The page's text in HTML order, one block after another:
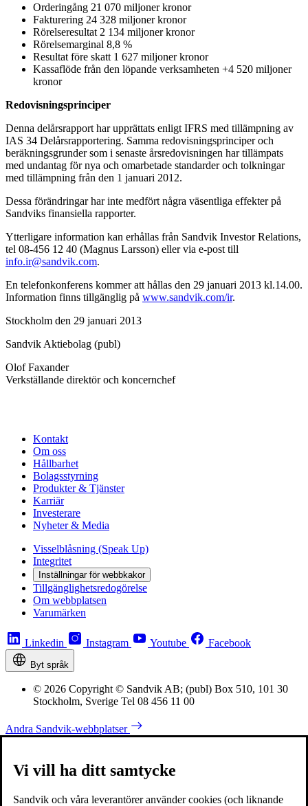
Orderingång 21 070 miljoner kronor
Fakturering 24 328 miljoner kronor
Rörelseresultat 2 134 miljoner kronor
Rörelsemarginal 8,8 %
Resultat före skatt 1 627 miljoner kronor
Kassaflöde från den löpande verksamheten +4 520 miljoner
kronor
Redovisningsprinciper
Denna delårsrapport har upprättats enligt IFRS med tillämpning av
IAS 34 Delårsrapportering. Samma redovisningsprinciper och
beräkningsgrunder som i senaste årsredovisningen har tillämpats
med undantag för nya och omarbetade standarder och tolkningar
med tillämpning från den 1 januari 2012.
Dessa förändringar har inte medfört några väsentliga effekter på
Sandviks finansiella rapporter.
Ytterligare information kan erhållas från Sandvik Investor Relations,
tel 08-456 12 40 (Magnus Larsson) eller via e-post till
info.ir@sandvik.com.
En telefonkonferens kommer att hållas den 29 januari 2013 kl.14.00.
Information finns tillgänglig på www.sandvik.com/ir.
Stockholm den 29 januari 2013
Sandvik Aktiebolag (publ)
Olof Faxander
Verkställande direktör och koncernchef
Kontakt
Om oss
Hållbarhet
Bolagsstyrning
Produkter & Tjänster
Karriär
Investerare
Nyheter & Media
Visselblåsning (Speak Up)
Integritet
Inställningar för webbkakor
Tillgänglighetsredogörelse
Om webbplatsen
Varumärken
Linkedin Instagram Youtube Facebook
Byt språk
© 2026 Copyright © Sandvik AB; (publ) Box 510, 101 30
Stockholm, Sverige Tel 08 456 11 00
Andra Sandvik-webbplatser
Vi vill ha ditt samtycke
Sandvik och våra leverantörer använder cookies (och liknande